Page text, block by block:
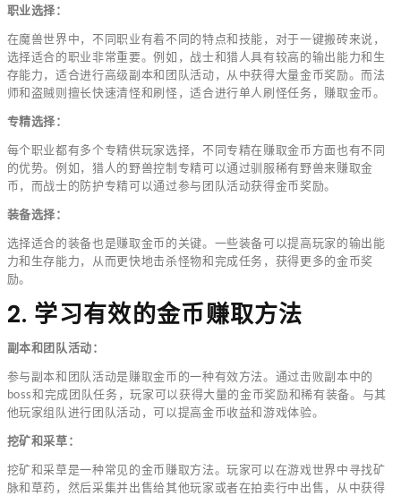
职业选择：
在魔兽世界中，不同职业有着不同的特点和技能，对于一键搬砖来说，
选择适合的职业非常重要。例如，战士和猎人具有较高的输出能力和生
存能力，适合进行高级副本和团队活动，从中获得大量金币奖励。而法
师和盗贼则擅长快速清怪和刷怪，适合进行单人刷怪任务，赚取金币。
专精选择：
每个职业都有多个专精供玩家选择，不同专精在赚取金币方面也有不同
的优势。例如，猎人的野兽控制专精可以通过驯服稀有野兽来赚取金
币，而战士的防护专精可以通过参与团队活动获得金币奖励。
装备选择：
选择适合的装备也是赚取金币的关键。一些装备可以提高玩家的输出能
力和生存能力，从而更快地击杀怪物和完成任务，获得更多的金币奖
励。
2. 学习有效的金币赚取方法
副本和团队活动：
参与副本和团队活动是赚取金币的一种有效方法。通过击败副本中的
boss和完成团队任务，玩家可以获得大量的金币奖励和稀有装备。与其
他玩家组队进行团队活动，可以提高金币收益和游戏体验。
挖矿和采草：
挖矿和采草是一种常见的金币赚取方法。玩家可以在游戏世界中寻找矿
脉和草药，然后采集并出售给其他玩家或者在拍卖行中出售，从中获得